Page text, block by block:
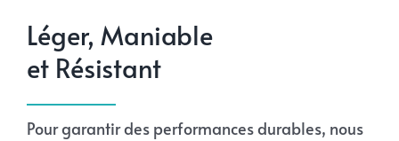
Léger, Maniable
et Résistant
Pour garantir des performances durables, nous